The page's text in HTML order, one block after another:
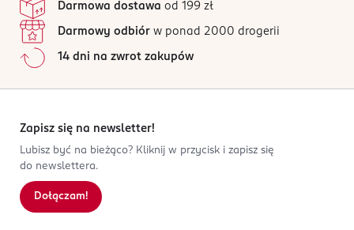
Darmowa dostawa od 199 zł
Darmowy odbiór w ponad 2000 drogerii
14 dni na zwrot zakupów
Zapisz się na newsletter!
Lubisz być na bieżąco? Kliknij w przycisk i zapisz się
do newslettera.
Dołączam!